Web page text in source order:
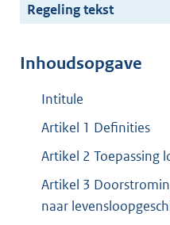
Regeling tekst
Inhoudsopgave
Intitule
Artikel 1 Definities
Artikel 2 Toepassing
Artikel 3
naar